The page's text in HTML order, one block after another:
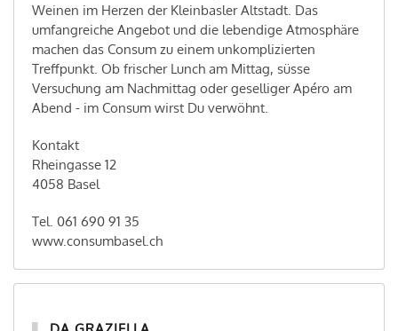
Weinen im Herzen der Kleinbasler Altstadt. Das
umfangreiche Angebot und die lebendige Atmosphäre
machen das Consum zu einem unkomplizierten
Treffpunkt. Ob frischer Lunch am Mittag, süsse
Versuchung am Nachmittag oder geselliger Apéro am
Abend - im Consum wirst Du verwöhnt.
Kontakt
Rheingasse 12
4058 Basel
Tel. 061 690 91 35
www.consumbasel.ch